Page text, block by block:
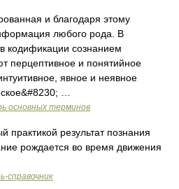
и благодаря этому
любого рода. В
кодификации сознанием
перцептивное и понятийное
явное и неявное
…
основных терминов
практикой результат познания
рождается во время движения
справочник